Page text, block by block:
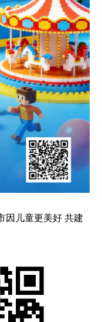
儿童更美好 共建